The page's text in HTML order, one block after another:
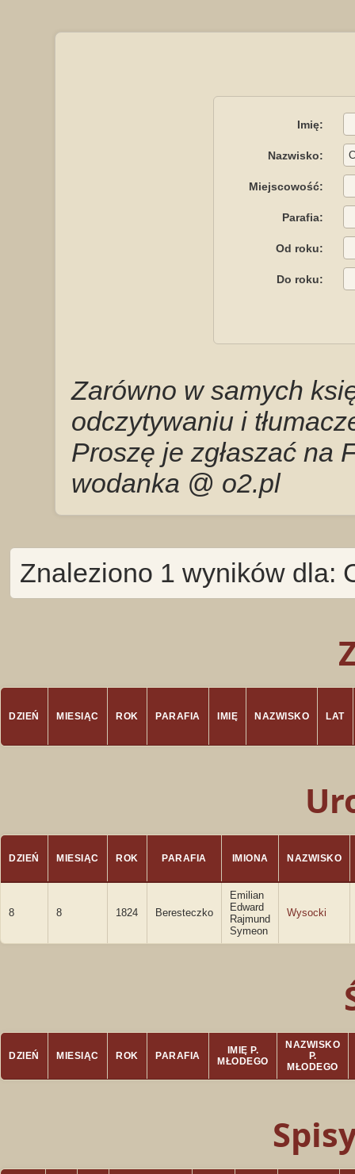
Imię:
Nazwisko:
Miejscowość:
Parafia:
Od roku:
Do roku:
Zarówno w samych
odczytywaniu i
Proszę je zgłaszać na
wodanka @ o2.pl
Znaleziono 1 wyników dla:
DZIEŃ MIESIĄC ROK PARAFIA IMIĘ NAZWISKO LAT
DZIEŃ MIESIĄC ROK PARAFIA IMIONA NAZWISKO
8 8 1824 Beresteczko
Emilian
Edward
Rajmund
Symeon
Wysocki
DZIEŃ MIESIĄC ROK PARAFIA
IMIĘ P.
MŁODEGO
NAZWISKO
P.
MŁODEGO